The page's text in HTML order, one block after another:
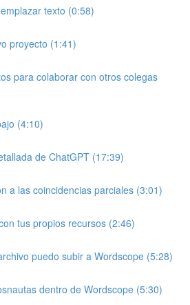
texto (0:58)
proyecto (1:41)
para colaborar con otros colegas
(4:10)
de ChatGPT (17:39)
a las coincidencias parciales (3:01)
tus propios recursos (2:46)
puedo subir a Wordscope (5:28)
dentro de Wordscope (5:30)